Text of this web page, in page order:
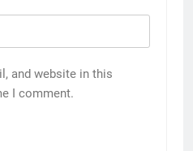
and website in this
I comment.